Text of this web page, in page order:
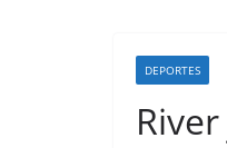
DEPORTES